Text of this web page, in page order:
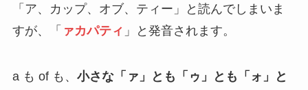
「ア、カップ、オブ、ティー」と読んでしまいま
すが、「 ァカパティ 」と発音されます。
a も of も、 小さな「ァ」とも「ゥ」とも「ォ」と